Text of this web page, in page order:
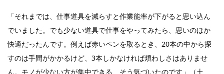
「それまでは、仕事道具を減らすと作業能率が下がると思い込ん
でいました。でも少ない道具で仕事をやってみたら、思いのほか
快適だったんです。例えば赤いペンを取るとき、20本の中から探
すのは手間がかかるけど、3本しかなければ煩わしさはありませ
ん。モノが少ない方が集中できる、そう気づいたのです」（土